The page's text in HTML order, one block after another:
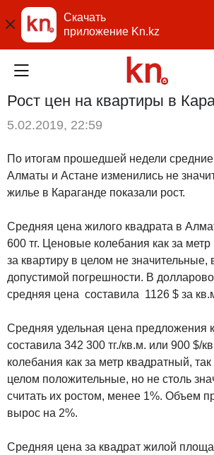
Скачать
приложение Kn.kz
Рост цен на квартиры в
5.02.2019, 22:59
По итогам прошедшей недели
Алматы и Астане изменились не
жилье в Караганде показали рост.
Средняя цена жилого квадрата в
600 тг. Ценовые колебания как за метр
за квартиру в целом не значительные,
допустимой погрешности. В
средняя цена составила 1126 $ за
Средняя удельная цена предложения
составила 342 300 тг./кв.м. или 900 $/
колебания как за метр квадратный, так
целом положительные, но не столь
считать их ростом, менее 1%. Объем
вырос на 2%.
Средняя цена за квадрат жилой